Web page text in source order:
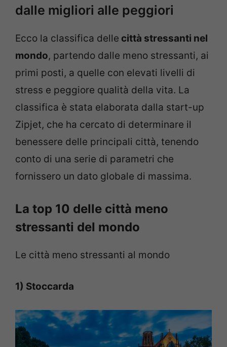
dalle migliori alle peggiori
Ecco la classifica delle città stressanti nel
mondo, partendo dalle meno stressanti, ai
primi posti, a quelle con elevati livelli di
stress e peggiore qualità della vita. La
classifica è stata elaborata dalla start-up
Zipjet, che ha cercato di determinare il
benessere delle principali città, tenendo
conto di una serie di parametri che
fornissero un dato globale di massima.
La top 10 delle città meno
stressanti del mondo
Le città meno stressanti al mondo
1) Stoccarda